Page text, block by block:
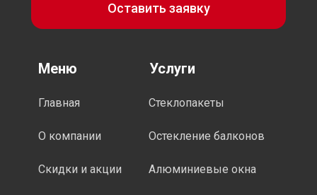
Меню
Алюминиевые окна
Остекление балконов
Услуги
Стеклопакеты
Оставить заявку
Скидки и акции
О компании
Главная